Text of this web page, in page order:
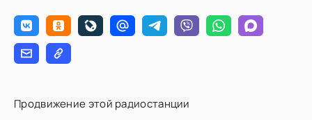
Продвижение этой радиостанции